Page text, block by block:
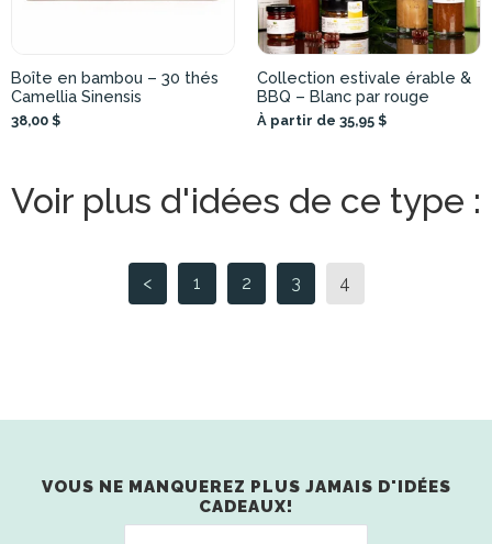
Boîte en bambou – 30 thés
Camellia Sinensis
38,00 $
Collection estivale érable &
BBQ – Blanc par rouge
À partir de 35,95 $
Voir plus d'idées de ce type :
< 1 2 3 4
VOUS NE MANQUEREZ PLUS JAMAIS D'IDÉES
CADEAUX!